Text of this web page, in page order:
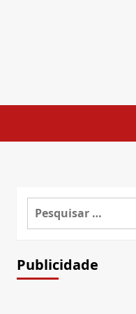
Pesquisar
Publicidade